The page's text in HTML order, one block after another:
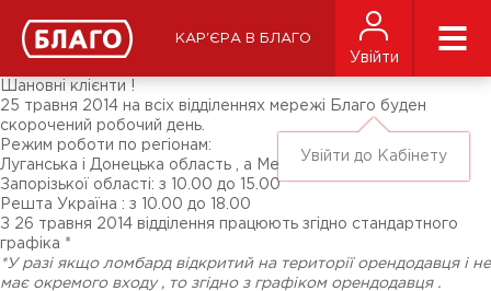
КАР'ЄРА В БЛАГО
Увійти
Увійти до Кабінету
ЗМІ про нас
Підписники соц-мереж
Ярмарки
Шановні клієнти !
25 травня 2014 на всіх відділеннях мережі Благо буден
скорочений робочий день.
Режим роботи по регіонам:
Луганська і Донецька область , а Мелітополь і Бердянськ
Запорізької області: з 10.00 до 15.00
Решта Україна : з 10.00 до 18.00
З 26 травня 2014 відділення працюють згідно стандартного
графіка *
*У разі якщо ломбард відкритий на території орендодавця і не
має окремого входу , то згідно з графіком орендодавця .